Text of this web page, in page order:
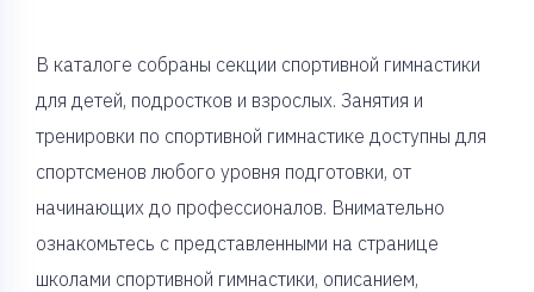
В каталоге собраны секции спортивной гимнастики
для детей, подростков и взрослых. Занятия и
тренировки по спортивной гимнастике доступны для
спортсменов любого уровня подготовки, от
начинающих до профессионалов. Внимательно
ознакомьтесь с представленными на странице
школами спортивной гимнастики, описанием,